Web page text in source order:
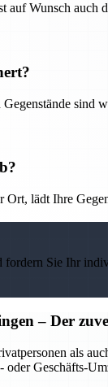
auf Wunsch
sind
lädt Ihre
fordern Sie Ihr
– Der
als
oder Geschäfts-